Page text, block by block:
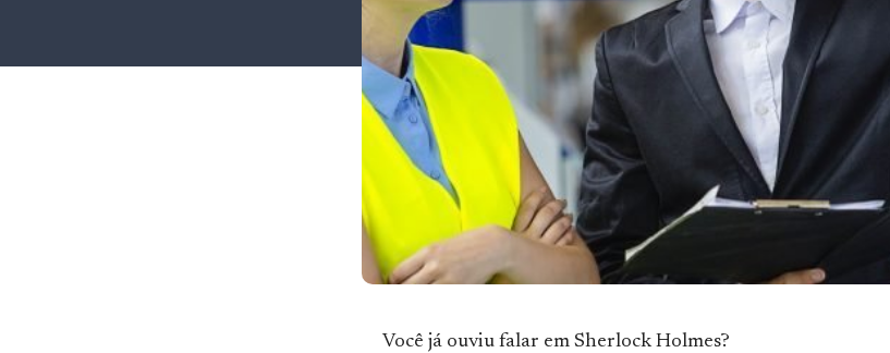
Você já ouviu falar em Sherlock Holmes?